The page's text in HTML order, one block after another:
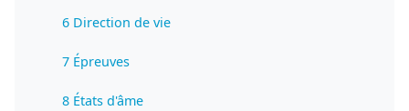
6 Direction de vie
7 Épreuves
8 États d'âme